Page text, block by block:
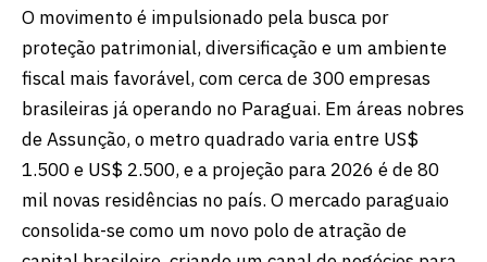
O movimento é impulsionado pela busca por
proteção patrimonial, diversificação e um ambiente
fiscal mais favorável, com cerca de 300 empresas
brasileiras já operando no Paraguai. Em áreas nobres
de Assunção, o metro quadrado varia entre US$
1.500 e US$ 2.500, e a projeção para 2026 é de 80
mil novas residências no país. O mercado paraguaio
consolida-se como um novo polo de atração de